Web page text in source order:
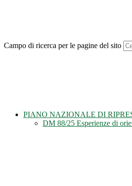
Campo di ricerca per le pagine del sito
PIANO NAZIONALE DI
DM 88/25 Esperienze di